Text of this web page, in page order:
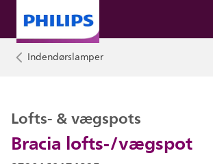
Indendørslamper
Bracia lofts-/vægspot
Lofts- & vægspots